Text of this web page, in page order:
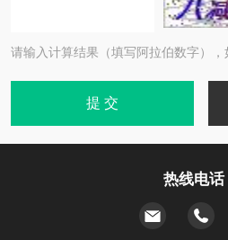
请输入计算结果（填写阿拉伯数字），
热线电话